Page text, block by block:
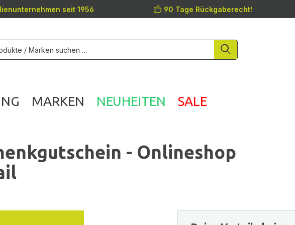
seit 1956 90 Tage Rückgaberecht!
MARKEN NEUHEITEN SALE
- Onlineshop